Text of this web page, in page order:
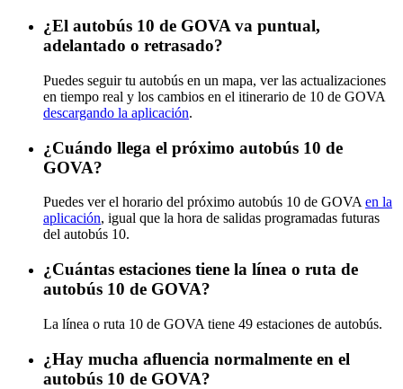
¿El autobús 10 de GOVA va puntual,
adelantado o retrasado?
Puedes seguir tu autobús en un mapa, ver las actualizaciones
en tiempo real y los cambios en el itinerario de 10 de GOVA
descargando la aplicación.
¿Cuándo llega el próximo autobús 10 de
GOVA?
Puedes ver el horario del próximo autobús 10 de GOVA en la
aplicación, igual que la hora de salidas programadas futuras
del autobús 10.
¿Cuántas estaciones tiene la línea o ruta de
autobús 10 de GOVA?
La línea o ruta 10 de GOVA tiene 49 estaciones de autobús.
¿Hay mucha afluencia normalmente en el
autobús 10 de GOVA?